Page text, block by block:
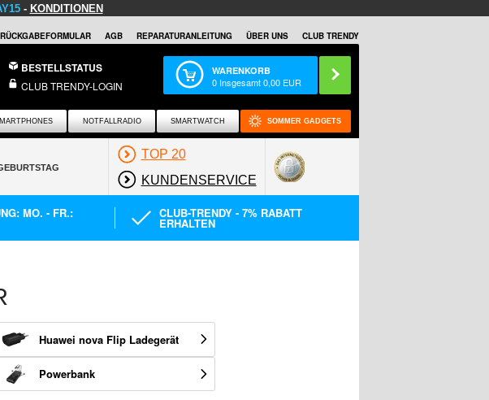
- KONDITIONEN
RÜCKGABEFORMULAR AGB REPARATURANLEITUNG ÜBER UNS CLUB TRENDY
BESTELLSTATUS
CLUB TRENDY-LOGIN
WARENKORB
0 Insgesamt0,00 EUR
NOTFALLRADIO SMARTWATCH SOMMER GADGETS
TOP 20
KUNDENSERVICE
MO. - FR.: CLUB-TRENDY - 7% RABATT
ERHALTEN
Huawei nova Flip Ladegerät
Powerbank